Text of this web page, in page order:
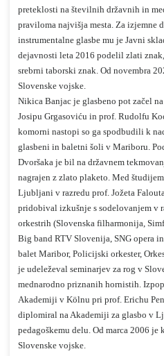
preteklosti na številnih državnih in
praviloma najvišja mesta. Za izjemne
instrumentalne glasbe mu je Javni
dejavnosti leta 2016 podelil zlati
srebrni taborski znak. Od novembra
Slovenske vojske.
Nikica Banjac je glasbeno pot začel
Josipu Grgasoviću in prof. Rudolfu
komorni nastopi so ga spodbudili k
glasbeni in baletni šoli v Mariboru.
Dvoršaka je bil na državnem
nagrajen z zlato plaketo. Med
Ljubljani v razredu prof. Jožeta
pridobival izkušnje s sodelovanjem v
orkestrih (Slovenska filharmonija,
Big band RTV Slovenija, SNG opera
balet Maribor, Policijski orkester,
je udeleževal seminarjev za rog v
mednarodno priznanih hornistih.
Akademiji v Kölnu pri prof. Erichu
diplomiral na Akademiji za glasbo v
pedagoškemu delu. Od marca 2006 je
Slovenske vojske.